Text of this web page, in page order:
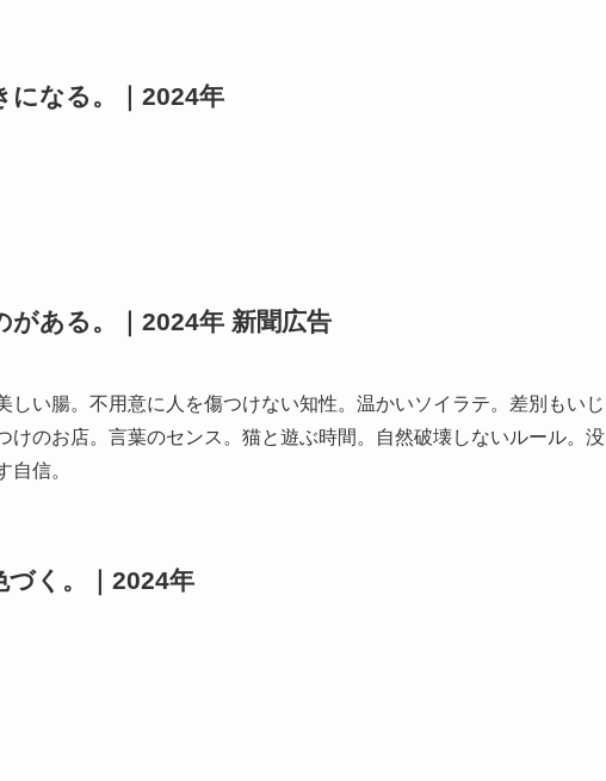
になる。｜2024年
ある。｜2024年 新聞広告
しい腸。不用意に人を傷つけない知性。温かいソイラテ。差別もいじ
けのお店。言葉のセンス。猫と遊ぶ時間。自然破壊しないルール。没
自信。
づく。｜2024年